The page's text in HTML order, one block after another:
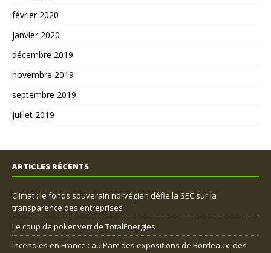
février 2020
janvier 2020
décembre 2019
novembre 2019
septembre 2019
juillet 2019
ARTICLES RÉCENTS
Climat : le fonds souverain norvégien défie la SEC sur la
transparence des entreprises
Le coup de poker vert de TotalEnergies
Incendies en France : au Parc des expositions de Bordeaux, des